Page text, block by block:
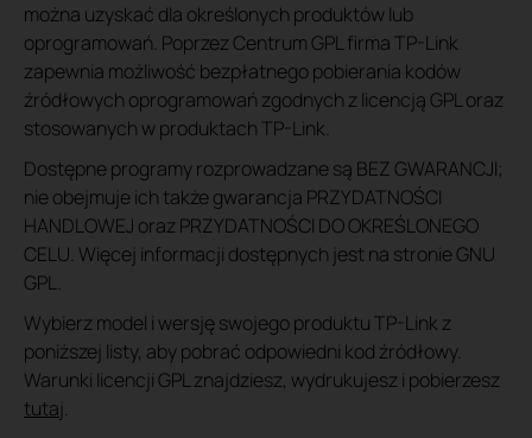
można uzyskać dla określonych produktów lub
oprogramowań. Poprzez Centrum GPL firma TP-Link
zapewnia możliwość bezpłatnego pobierania kodów
źródłowych oprogramowań zgodnych z licencją GPL oraz
stosowanych w produktach TP-Link.
Dostępne programy rozprowadzane są BEZ GWARANCJI;
nie obejmuje ich także gwarancja PRZYDATNOŚCI
HANDLOWEJ oraz PRZYDATNOŚCI DO OKREŚLONEGO
CELU. Więcej informacji dostępnych jest na stronie GNU
GPL.
Wybierz model i wersję swojego produktu TP-Link z
poniższej listy, aby pobrać odpowiedni kod źródłowy.
Warunki licencji GPL znajdziesz, wydrukujesz i pobierzesz
tutaj.